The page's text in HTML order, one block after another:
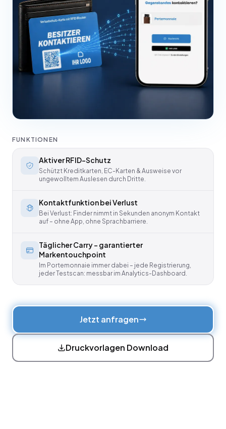
FUNKTIONEN
Aktiver RFID-Schutz
Schützt Kreditkarten, EC-Karten & Ausweise vor
ungewolltem Auslesen durch Dritte.
Kontaktfunktion bei Verlust
Bei Verlust: Finder nimmt in Sekunden anonym Kontakt
auf – ohne App, ohne Sprachbarriere.
Täglicher Carry – garantierter
Markentouchpoint
Im Portemonnaie immer dabei – jede Registrierung,
jeder Testscan: messbar im Analytics-Dashboard.
Jetzt anfragen
Druckvorlagen Download